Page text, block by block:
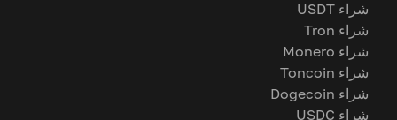
شراء USDT
شراء Tron
شراء Monero
شراء Toncoin
شراء Dogecoin
شراء USDC